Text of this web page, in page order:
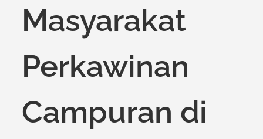
Masyarakat
Perkawinan
Campuran di